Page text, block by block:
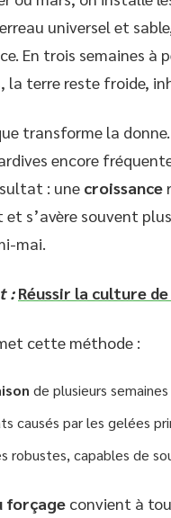
universel et
En trois semaines à
la terre reste froide,
transforme la donne.
encore
: une croissance
s’avère souvent
mai.
: Réussir la culture
cette méthode :
de plusieurs semaines
causés par les gelées
robustes, capables de
forçage convient à